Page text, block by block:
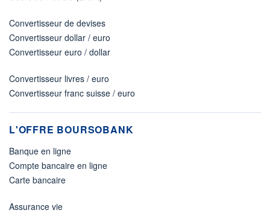
Convertisseur de devises
Convertisseur dollar / euro
Convertisseur euro / dollar
Convertisseur livres / euro
Convertisseur franc suisse / euro
L'OFFRE BOURSOBANK
Banque en ligne
Compte bancaire en ligne
Carte bancaire
Assurance vie